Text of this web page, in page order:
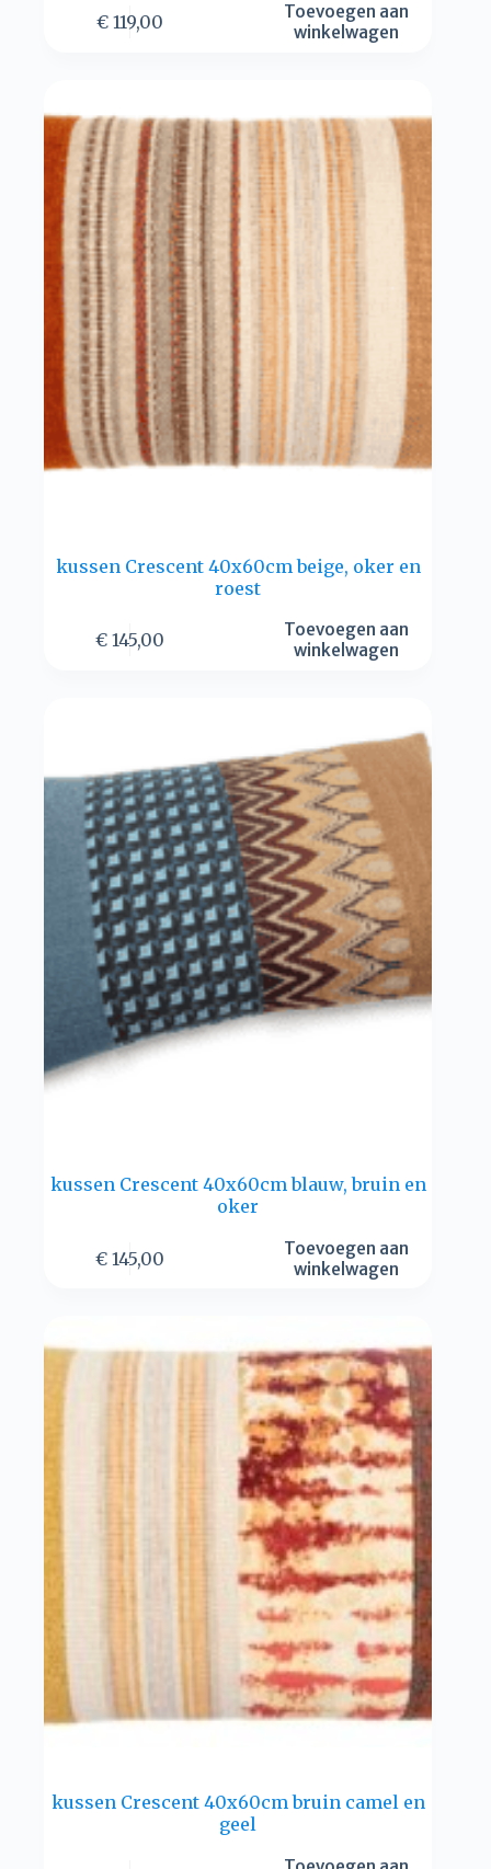
€ 119,00
Toevoegen aan
winkelwagen
kussen Crescent 40x60cm beige, oker en
roest
€ 145,00
Toevoegen aan
winkelwagen
kussen Crescent 40x60cm blauw, bruin en
oker
€ 145,00
Toevoegen aan
winkelwagen
kussen Crescent 40x60cm bruin camel en
geel